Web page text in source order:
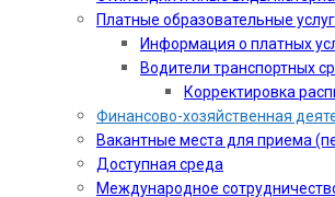
Платные образовательные
Информация о платных
Водители транспортных
Корректировка
Финансово-хозяйственная
Вакантные места для приема
Доступная среда
Международное